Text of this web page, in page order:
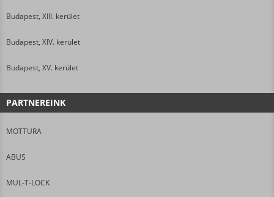
Budapest, XIII. kerület
Budapest, XIV. kerület
Budapest, XV. kerület
PARTNEREINK
MOTTURA
ABUS
MUL-T-LOCK